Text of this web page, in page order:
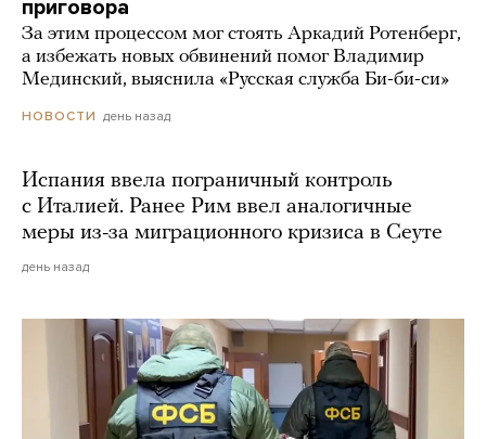
приговора
За этим процессом мог стоять Аркадий Ротенберг,
а избежать новых обвинений помог Владимир
Мединский, выяснила «Русская служба Би-би-си»
НОВОСТИ день назад
Испания ввела пограничный контроль
с Италией. Ранее Рим ввел аналогичные
меры из-за миграционного кризиса в Сеуте
день назад